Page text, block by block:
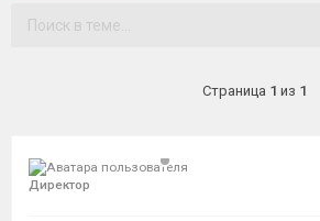
Страница 1 из 1
Директор